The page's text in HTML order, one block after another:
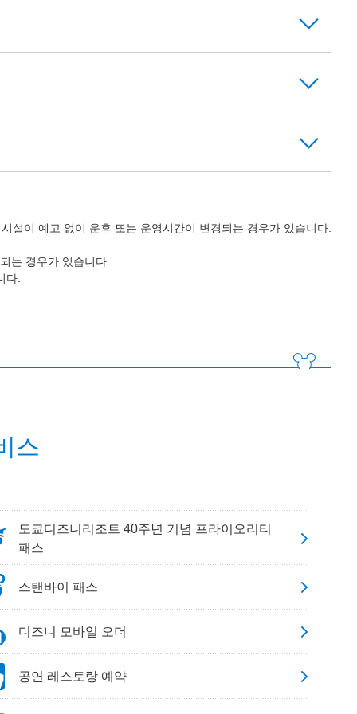
설이 예고 없이 운휴 또는 운영시간이 변경되는 경우가 있습니다.
는 경우가 있습니다.
다.
스
도쿄디즈니리조트 40주년 기념 프라이오리티
패스
스탠바이 패스
디즈니 모바일 오더
공연 레스토랑 예약